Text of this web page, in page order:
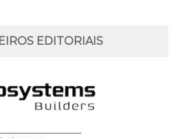
EDITORIAIS